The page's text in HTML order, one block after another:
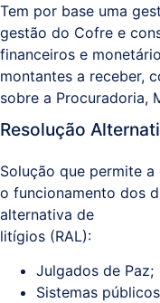
Registo
Predial,
Civil,
Comercial
Sistemas
e
Comunicações
(ITPS)
Tem por base uma
gestão do Cofre e
financeiros e
montantes a receber,
sobre a Procuradoria,
Resolução
Solução que permite a
o funcionamento dos
alternativa de
litígios (RAL):
Julgados de Paz;
Sistemas